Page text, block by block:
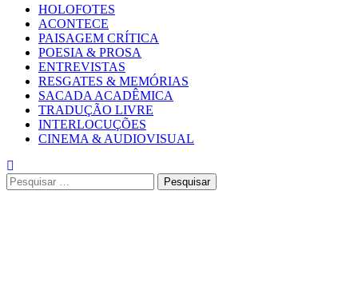
Primary
Menu
HOLOFOTES
ACONTECE
PAISAGEM CRÍTICA
POESIA & PROSA
ENTREVISTAS
RESGATES & MEMÓRIAS
SACADA ACADÊMICA
TRADUÇÃO LIVRE
INTERLOCUÇÕES
CINEMA & AUDIOVISUAL
Pesquisar
por: